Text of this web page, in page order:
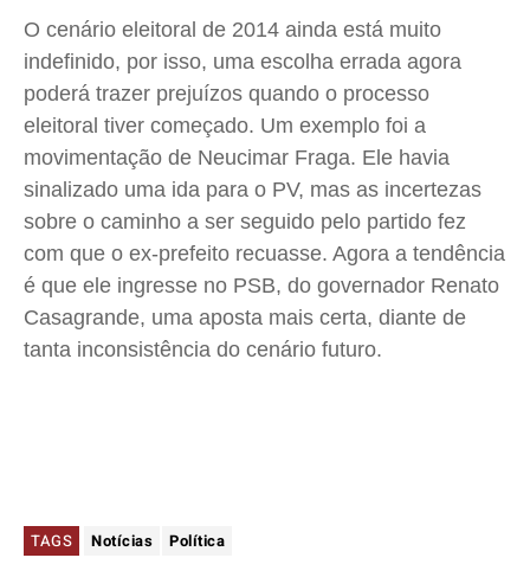
O cenário eleitoral de 2014 ainda está muito
indefinido, por isso, uma escolha errada agora
poderá trazer prejuízos quando o processo
eleitoral tiver começado. Um exemplo foi a
movimentação de Neucimar Fraga. Ele havia
sinalizado uma ida para o PV, mas as incertezas
sobre o caminho a ser seguido pelo partido fez
com que o ex-prefeito recuasse. Agora a tendência
é que ele ingresse no PSB, do governador Renato
Casagrande, uma aposta mais certa, diante de
tanta inconsistência do cenário futuro.
TAGS Notícias Política